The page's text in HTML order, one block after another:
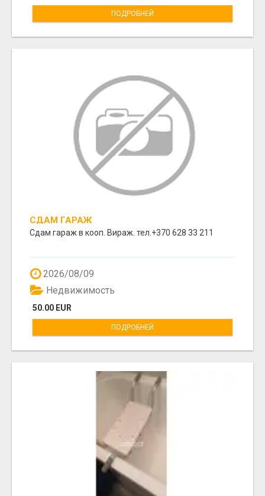
ПОДРОБНЕЙ
СДАМ ГАРАЖ
Сдам гараж в кооп. Вираж. тел.+370 628 33 211
2026/08/09
50.00 EUR
Недвижимость
ПОДРОБНЕЙ